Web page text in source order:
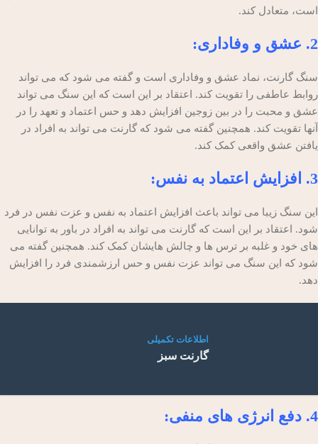
است، متعادل کند.
2. عشق و وفاداری:
سنگ گارنت، نماد عشق و وفاداری است و گفته می شود که می تواند
روابط عاطفی را تقویت کند. اعتقاد بر این است که این سنگ می تواند
عشق و محبت را در بین زوجین افزایش دهد و حس اعتماد و تعهد را در
آنها تقویت کند. همچنین گفته می شود که گارنت می تواند به افراد در
یافتن عشق واقعی کمک کند.
3. افزایش اعتماد به نفس:
این سنگ زیبا می تواند باعث افزایش اعتماد به نفس و عزت نفس در فرد
شود. اعتقاد بر این است که گارنت می تواند به افراد در باور به توانایی
های خود و غلبه بر ترس ها و چالش هایشان کمک کند. همچنین گفته می
شود که این سنگ می تواند عزت نفس و حس ارزشمندی فرد را افزایش
دهد.
اطلاعات تکمیلی
گارنت سبز
4. دفع انرژی های منفی: